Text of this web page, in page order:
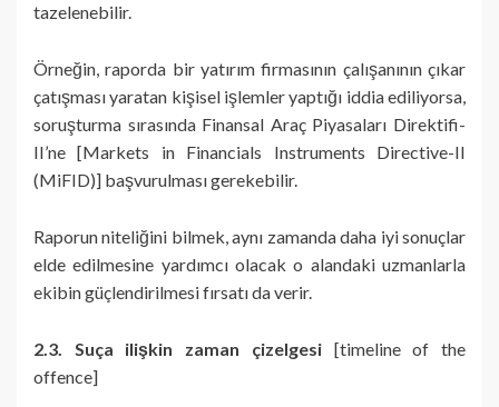
tazelenebilir.
Örneğin, raporda bir yatırım firmasının çalışanının çıkar
çatışması yaratan kişisel işlemler yaptığı iddia ediliyorsa,
soruşturma sırasında Finansal Araç Piyasaları Direktifi-
II’ne [Markets in Financials Instruments Directive-II
(MiFID)] başvurulması gerekebilir.
Raporun niteliğini bilmek, aynı zamanda daha iyi sonuçlar
elde edilmesine yardımcı olacak o alandaki uzmanlarla
ekibin güçlendirilmesi fırsatı da verir.
2.3. Suça ilişkin zaman çizelgesi[timeline of the
offence]